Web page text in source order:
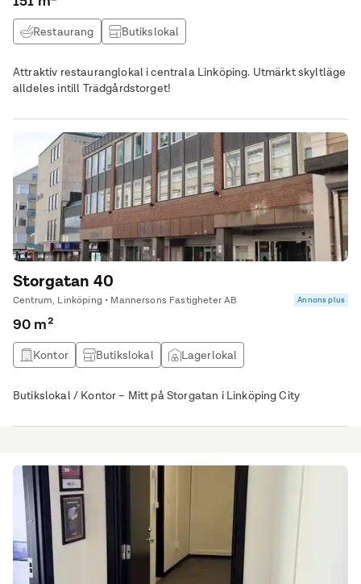
Restaurang Butikslokal
Attraktiv restauranglokal i centrala Linköping. Utmärkt skyltläge
alldeles intill Trädgårdstorget!
Storgatan 40
Centrum, Linköping • Mannersons Fastigheter AB Annons plus
90 m²
Kontor Butikslokal Lagerlokal
Butikslokal / Kontor – Mitt på Storgatan i Linköping City